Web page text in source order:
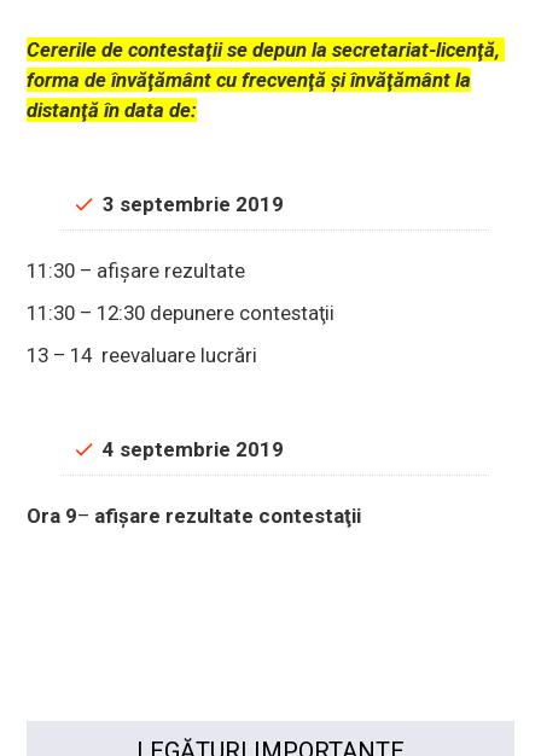
Cererile de contestaţii se depun la secretariat-licenţă,
forma de învăţământ cu frecvenţă şi învăţământ la
distanţă în data de:
3 septembrie 2019
11:30 – afişare rezultate
11:30 – 12:30 depunere contestaţii
13 – 14 reevaluare lucrări
4 septembrie 2019
Ora 9– afişare rezultate contestaţii